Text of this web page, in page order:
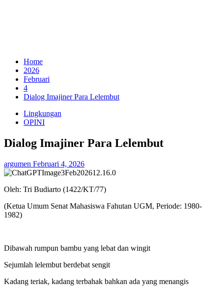
Home
2026
Februari
4
Dialog Imajiner Para Lelembut
Lingkungan
OPINI
Dialog Imajiner Para Lelembut
argumen Februari 4, 2026
Oleh: Tri Budiarto (1422/KT/77)
(Ketua Umum Senat Mahasiswa Fahutan UGM, Periode: 1980-
1982)
Dibawah rumpun bambu yang lebat dan wingit
Sejumlah lelembut berdebat sengit
Kadang teriak, kadang terbahak bahkan ada yang menangis